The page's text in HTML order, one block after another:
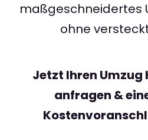
maßgeschneidertes
ohne
Jetzt Ihren Umzug
anfragen &